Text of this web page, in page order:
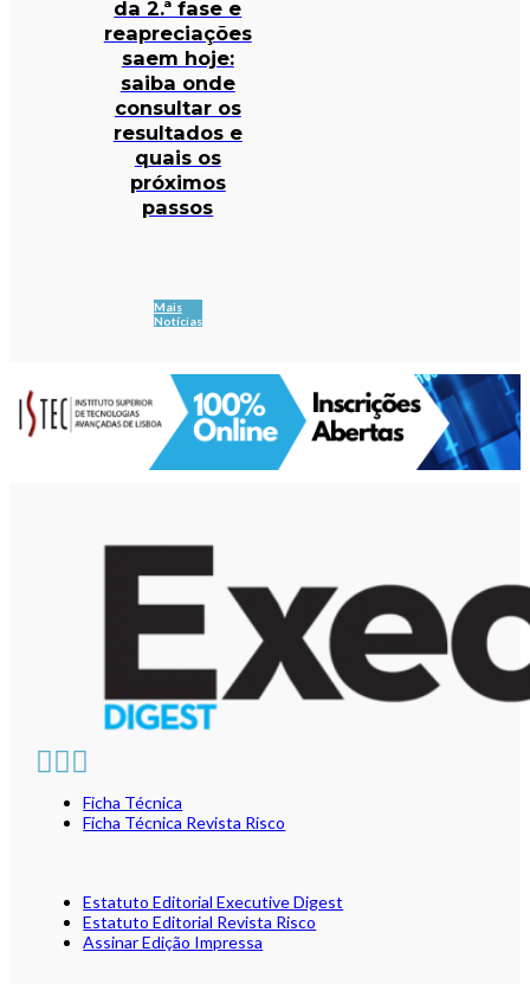
da 2.ª fase e
reapreciações
saem hoje:
saiba onde
consultar os
resultados e
quais os
próximos
passos
Mais
Notícias
Ficha Técnica
Ficha Técnica Revista Risco
Estatuto Editorial Executive Digest
Estatuto Editorial Revista Risco
Assinar Edição Impressa